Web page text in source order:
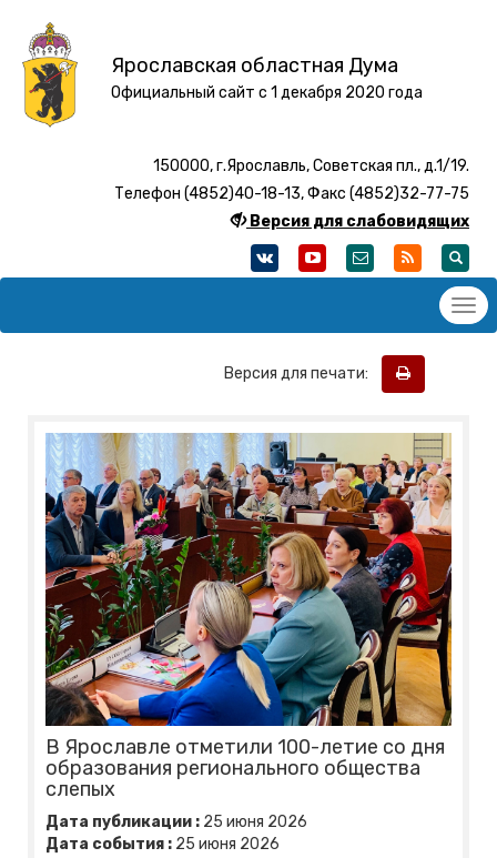
Ярославская областная Дума
Официальный сайт с 1 декабря 2020 года
150000, г.Ярославль, Советская пл., д.1/19.
Телефон (4852)40-18-13, Факс (4852)32-77-75
Версия для слабовидящих
Версия для печати:
В Ярославле отметили 100-летие со дня
образования регионального общества
слепых
Дата публикации : 25 июня 2026
Дата события : 25 июня 2026